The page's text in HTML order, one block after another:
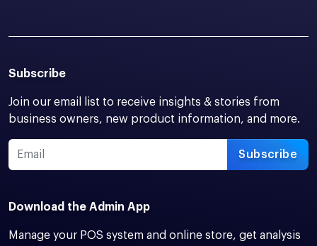
Subscribe
Join our email list to receive insights & stories from
business owners, new product information, and more.
Subscribe
Download the Admin App
Manage your POS system and online store, get analysis